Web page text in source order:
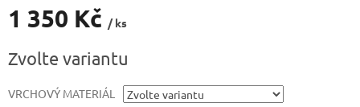
1 350 Kč / ks
cena:
Zvolte variantu
VRCHOVÝ MATERIÁL